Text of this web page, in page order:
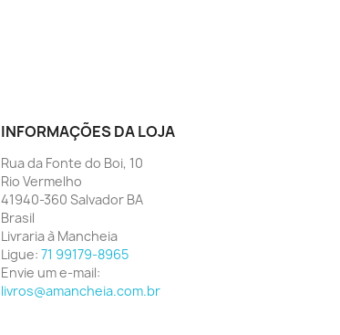
INFORMAÇÕES DA LOJA
Rua da Fonte do Boi, 10
Rio Vermelho
41940-360 Salvador BA
Brasil
Livraria à Mancheia
Ligue: 71 99179-8965
Envie um e-mail:
livros@amancheia.com.br